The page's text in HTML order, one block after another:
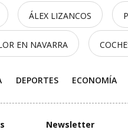
ÁLEX LIZANCOS
EN NAVARRA
DEPORTES ECONOMÍA
Newsletter